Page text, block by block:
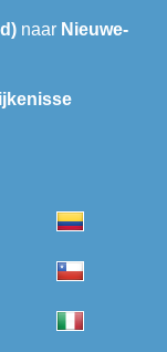
naar Nieuwe-